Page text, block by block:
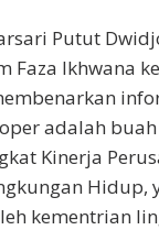
Putut
Faza Ikhwana
adalah
Kinerja
Hidup,
kementrian